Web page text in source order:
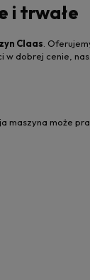
i trwałe
Claas .
w dobrej cenie,
maszyna może